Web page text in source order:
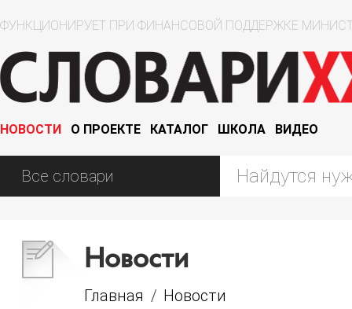
ФУНКЦИОНИРУЕТ ПРИ ФИНАНСОВОЙ ПОДДЕРЖКЕ
НОВОСТИ О ПРОЕКТЕ КАТАЛОГ ШКОЛА ВИДЕО
Новости
Главная / Новости